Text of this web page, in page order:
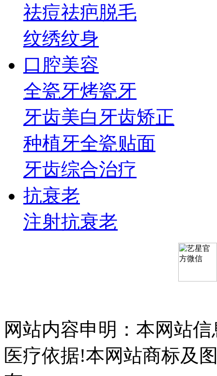
祛痘祛疤脱毛
纹绣纹身
口腔美容
全瓷牙烤瓷牙
牙齿美白 牙齿矫正
种植牙全瓷贴面
牙齿综合治疗
抗衰老
注射抗衰老
网站内容申明：本网站
医疗依据!本网站商标及